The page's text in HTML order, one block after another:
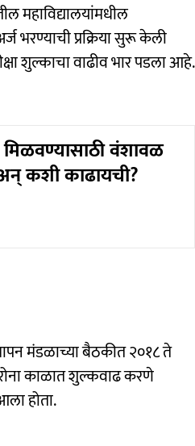
महाविद्यालयांमधील
भरण्याची प्रक्रिया सुरू केली
शुल्काचा वाढीव भार पडला आहे.
वंशावळ
कशी काढायची?
मंडळाच्या बैठकीत २०१८ ते
काळात शुल्कवाढ करणे
होता.